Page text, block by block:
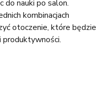
do nauki po salon.
kombinacjach
otoczenie, które będzie
produktywności.